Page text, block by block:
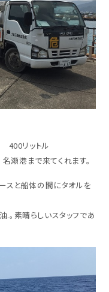
400リットル
名瀬港まで来てくれます。
と船体の間にタオルを
。素晴らしいスタッフであ